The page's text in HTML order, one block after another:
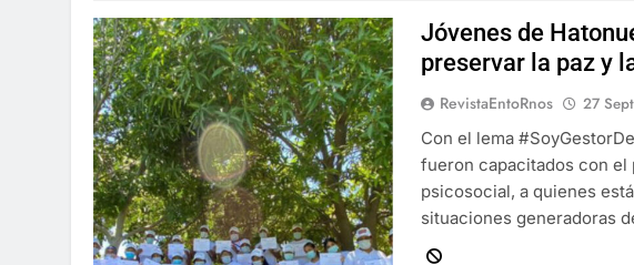
Jóvenes de
preservar la paz y
RevistaEntoRnos 27
Con el lema
fueron capacitados con el
psicosocial, a quienes
situaciones generadoras